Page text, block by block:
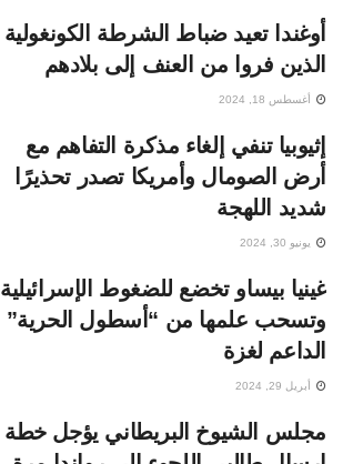
أوغندا تعيد ضباط الشرطة الكونغولية
الذين فروا من العنف إلى بلادهم
أغسطس 18, 2024
إثيوبيا تنفي إلغاء مذكرة التفاهم مع
أرض الصومال وأمريكا تصدر تحذيرًا
شديد اللهجة
يونيو 30, 2024
غينيا بيساو تخضع للضغوط الإسرائيلية
وتسحب علمها من “أسطول الحرية”
الداعم لغزة
أبريل 29, 2024
مجلس الشيوخ البريطاني يؤجل خطة